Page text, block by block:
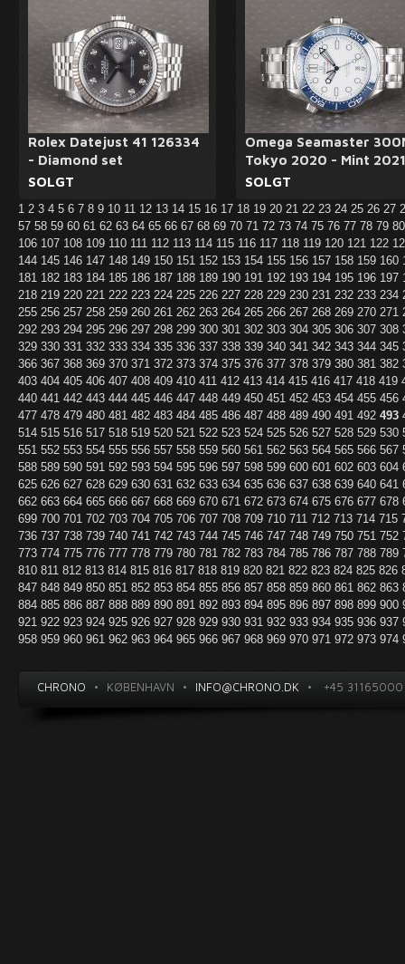
Rolex Datejust 41 126334
- Diamond set
SOLGT
Omega Seamaster
Tokyo 2020 - Mint 2021
SOLGT
1 2 3 4 5 6 7 8 9 10 11 12 13 14 15 16 17 18 19 20 21 22 23 24 25 26 27
57 58 59 60 61 62 63 64 65 66 67 68 69 70 71 72 73 74 75 76 77 78 79
106 107 108 109 110 111 112 113 114 115 116 117 118 119 120 121 122
144 145 146 147 148 149 150 151 152 153 154 155 156 157 158 159 160
181 182 183 184 185 186 187 188 189 190 191 192 193 194 195 196 197
218 219 220 221 222 223 224 225 226 227 228 229 230 231 232 233 234
255 256 257 258 259 260 261 262 263 264 265 266 267 268 269 270 271
292 293 294 295 296 297 298 299 300 301 302 303 304 305 306 307 308
329 330 331 332 333 334 335 336 337 338 339 340 341 342 343 344 345
366 367 368 369 370 371 372 373 374 375 376 377 378 379 380 381 382
403 404 405 406 407 408 409 410 411 412 413 414 415 416 417 418 419
440 441 442 443 444 445 446 447 448 449 450 451 452 453 454 455 456
477 478 479 480 481 482 483 484 485 486 487 488 489 490 491 492 493
514 515 516 517 518 519 520 521 522 523 524 525 526 527 528 529 530
551 552 553 554 555 556 557 558 559 560 561 562 563 564 565 566 567
588 589 590 591 592 593 594 595 596 597 598 599 600 601 602 603 604
625 626 627 628 629 630 631 632 633 634 635 636 637 638 639 640 641
662 663 664 665 666 667 668 669 670 671 672 673 674 675 676 677 678
699 700 701 702 703 704 705 706 707 708 709 710 711 712 713 714 715
736 737 738 739 740 741 742 743 744 745 746 747 748 749 750 751 752
773 774 775 776 777 778 779 780 781 782 783 784 785 786 787 788 789
810 811 812 813 814 815 816 817 818 819 820 821 822 823 824 825 826
847 848 849 850 851 852 853 854 855 856 857 858 859 860 861 862 863
884 885 886 887 888 889 890 891 892 893 894 895 896 897 898 899 900
921 922 923 924 925 926 927 928 929 930 931 932 933 934 935 936 937
958 959 960 961 962 963 964 965 966 967 968 969 970 971 972 973 974
CHRONO • KØBENHAVN • INFO@CHRONO.DK • +45 31165000